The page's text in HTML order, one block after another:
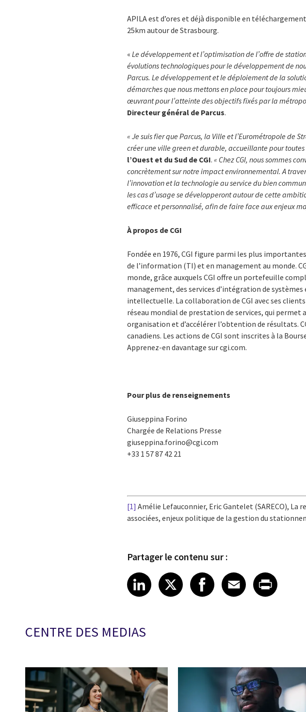
APILA est d’ores et déjàdisponible en
25km autour de Strasbourg.
«Le développement et l’optimisation de l’offre de
évolutions technologiques pour le développement de
Parcus. Le développement et le déploiement de la
démarches que nous mettons en place pour toujours
œuvrant pour l’atteinte des objectifs fixés par la
Directeur général de Parcus.
« Je suis fier que Parcus, la Ville et l’Eurométropole de
créerune ville green et durable, accueillante pour toutes
l’Ouest et du Sud de CGI.« Chez CGI, nous sommes
concrètement sur notre impact environnemental. A
l’innovation et la technologie au service du bien
les cas d’usage se développeront autour de cette
efficace et personnalisé, afin de faire face aux enjeux
À propos de CGI
Fondée en 1976, CGI figure parmi les plus
de l’information (TI) et en management au monde.
monde, grâce auxquels CGI offre un portefeuille
management, des services d’intégration de
intellectuelle. La collaboration de CGI avec ses
réseau mondial de prestation de services, qui
organisation et d’accélérer l’obtention de résultats.
canadiens. Les actions de CGI sont inscrites à la
Apprenez-en davantage surcgi.com.
Pour plus de renseignements
Giuseppina Forino
Chargée de Relations Presse
giuseppina.forino@cgi.com
+33 1 57 87 42 21
[1] Amélie Lefauconnier, Eric Gantelet (SARECO), La
associées, enjeux politique de la gestion du
Partager le contenu sur :
Share article on LinkedIn
LinkedIn
Share article on X
XShare article on
Facebook
Share article
Email
Share
CENTRE DES MEDIAS